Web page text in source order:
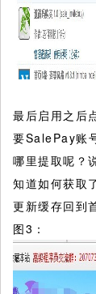
最后启用之后
要SalePay账
哪里提取呢？
知道如何获取
更新缓存回到
图3：